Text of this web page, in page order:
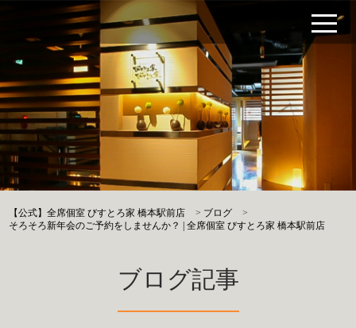
【公式】全席個室 びすとろ家 橋本駅前店 > ブログ
>
そろそろ新年会のご予約をしませんか？ | 全席個室 びすとろ家 橋本駅前店
ブログ記事